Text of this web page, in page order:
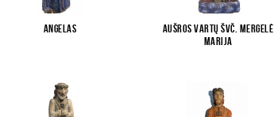
Angelas
Aušros Vartų Švč. Mergelė
Marija